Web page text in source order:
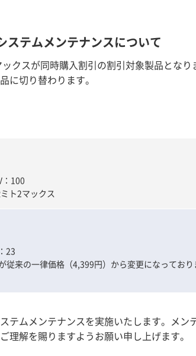
ステムメンテナンスについて
クスが同時購入割引の割引対象製品とな
に切り替わります。
100
ト2マックス
23
従来の一律価格（4,399円）から変更になってお
テムメンテナンスを実施いたします。メン
理解を賜りますようお願い申し上げます。